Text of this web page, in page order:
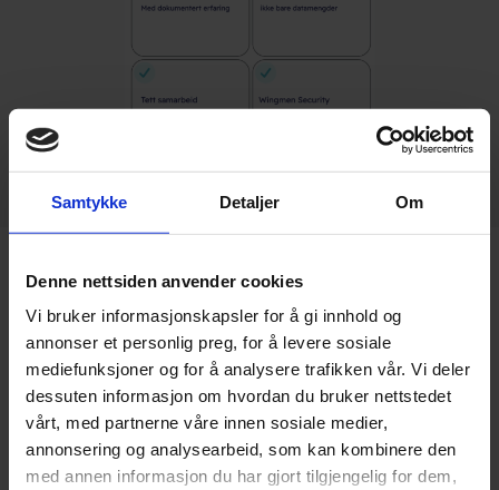
Samtykke Detaljer Om
Denne nettsiden anvender cookies
Vi bruker informasjonskapsler for å gi innhold og
annonser et personlig preg, for å levere sosiale
mediefunksjoner og for å analysere trafikken vår. Vi deler
dessuten informasjon om hvordan du bruker nettstedet
vårt, med partnerne våre innen sosiale medier,
annonsering og analysearbeid, som kan kombinere den
med annen informasjon du har gjort tilgjengelig for dem,
FAQ
Hvorfor velge Splunk som plattform?
Hva krever det å komme i gang med Splunk?